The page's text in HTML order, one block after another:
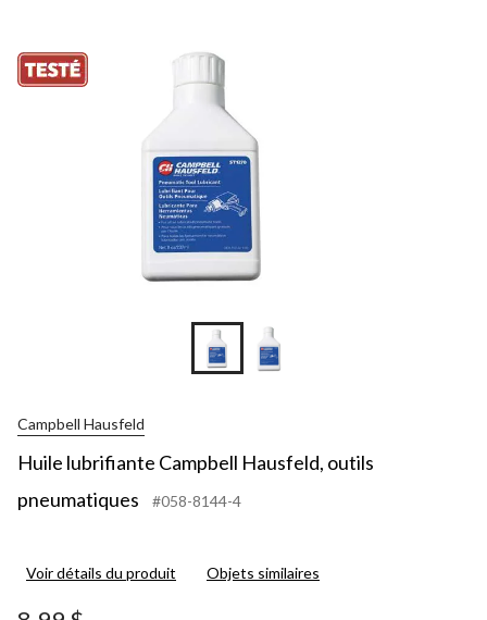
Campbell Hausfeld
Huile lubrifiante Campbell Hausfeld, outils
pneumatiques
#058-8144-4
Voir détails du produit Objets similaires